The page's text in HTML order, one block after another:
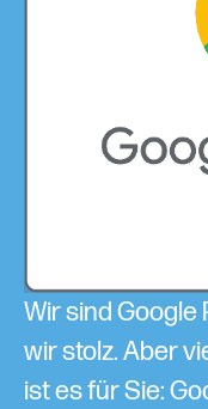
Wir sind Google
wir stolz. Aber
ist es für Sie: